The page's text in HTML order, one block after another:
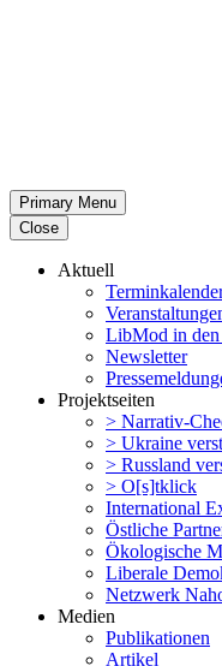
Primary Menu
Close
Aktuell
LibMod in den
Newsletter
Projekt­seiten
> Narrativ-
> Ukraine
> Russland
> O[s]tklick
Inter­na­tional
Östliche
Ökolo­gische
Liberale
Netzwerk
Medien
Publi­ka­tionen
Artikel